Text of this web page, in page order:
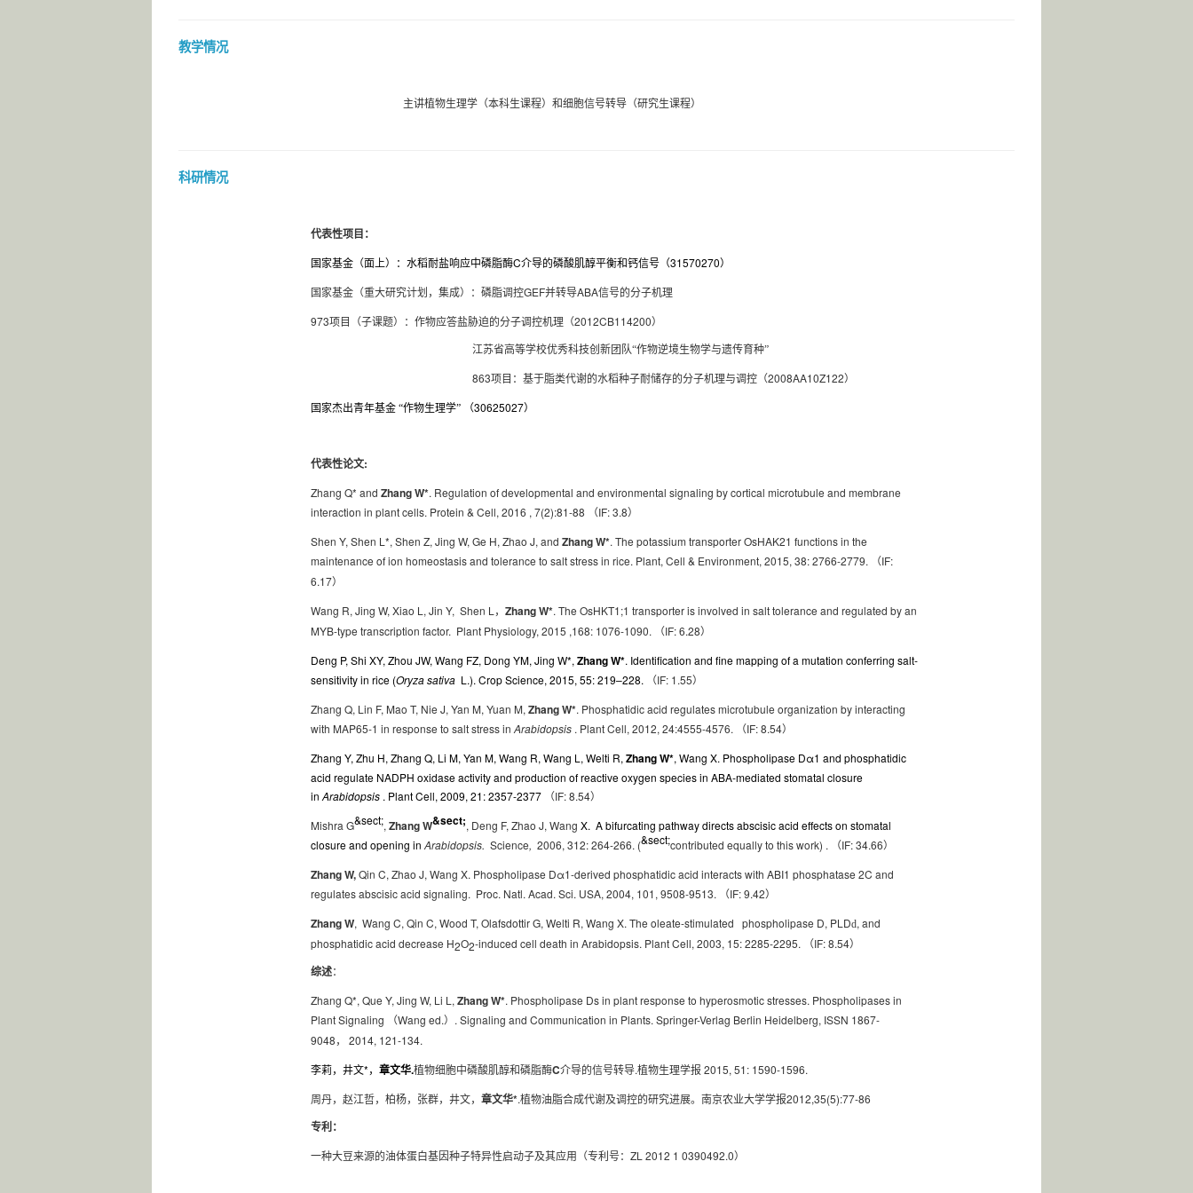
教学情况
主讲植物生理学（本科生课程）和细胞信号转导（研究生课程）
科研情况
代表性项目：
国家基金（面上）：水稻耐盐响应中磷脂酶C介导的磷酸肌醇平衡和钙信号（31570270）
国家基金（重大研究计划，集成）：磷脂调控GEF并转导ABA信号的分子机理
973项目（子课题）： 作物应答盐胁迫的分子调控机理（2012CB114200）
江苏省高等学校优秀科技创新团队“作物逆境生物学与遗传育种”
863项目：基于脂类代谢的水稻种子耐储存的分子机理与调控（2008AA10Z122）
国家杰出青年基金 “作物生理学” （30625027）
代表性论文:
Zhang Q* and Zhang W*. Regulation of developmental and environmental signaling by cortical microtubule and membrane
interaction in plant cells. Protein & Cell, 2016 , 7(2):81-88
（IF: 3.8）
Shen Y, Shen L*, Shen Z, Jing W, Ge H, Zhao J, and Zhang W*. The potassium transporter OsHAK21 functions in the
maintenance of ion homeostasis and tolerance to salt stress in rice. Plant, Cell & Environment, 2015, 38: 2766-2779.
（IF:
6.17）
Wang R, Jing W, Xiao L, Jin Y, Shen L ， Zhang W*. The OsHKT1;1 transporter is involved in salt tolerance and regulated by an
MYB-type transcription factor. Plant Physiology, 2015 ,168: 1076-1090.
（IF: 6.28）
Deng P, Shi XY, Zhou JW, Wang FZ, Dong YM, Jing W*, Zhang W*. Identification and fine mapping of a mutation conferring salt-
sensitivity in rice (Oryza sativa L.). Crop Science, 2015, 55: 219–228. （IF: 1.55）
Zhang Q, Lin F, Mao T, Nie J, Yan M, Yuan M, Zhang W*. Phosphatidic acid regulates microtubule organization by interacting
with MAP65-1 in response to salt stress in Arabidopsis . Plant Cell, 2012, 24:4555-4576. （IF: 8.54）
Zhang Y, Zhu H, Zhang Q, Li M, Yan M, Wang R, Wang L, Welti R, Zhang W*, Wang X. Phospholipase Dα1 and phosphatidic
acid regulate NADPH oxidase activity and production of reactive oxygen species in ABA-mediated stomatal closure
in Arabidopsis . Plant Cell, 2009, 21: 2357-2377 （IF: 8.54）
Mishra G&sect;, Zhang W&sect;, Deng F, Zhao J, Wang X. A bifurcating pathway directs abscisic acid effects on stomatal
closure and opening in Arabidopsis. Science, 2006, 312: 264-266. (&sect;contributed equally to this work) . （IF: 34.66）
Zhang W,Qin C, Zhao J, Wang X. Phospholipase Dα1-derived phosphatidic acid interacts with ABI1 phosphatase 2C and
regulates abscisic acid signaling. Proc. Natl. Acad. Sci. USA, 2004, 101, 9508-9513. （IF: 9.42）
Zhang W, Wang C, Qin C, Wood T, Olafsdottir G, Welti R, Wang X. The oleate-stimulated phospholipase D, PLDd, and
phosphatidic acid decrease H2O2-induced cell death in Arabidopsis. Plant Cell, 2003, 15: 2285-2295. （IF: 8.54）
综述：
Zhang Q*, Que Y, Jing W, Li L, Zhang W*. Phospholipase Ds in plant response to hyperosmotic stresses. Phospholipases in
Plant Signaling
（Wang ed.） . Signaling and Communication in Plants. Springer-Verlag Berlin Heidelberg, ISSN 1867-
9048 ， 2014, 121-134.
李莉，井文* ， 章文华.植物细胞中磷酸肌醇和磷脂酶C介导的信号转导.植物生理学报 2015, 51: 1590-1596.
周丹，赵江哲，柏杨，张群，井文， 章文华*.植物油脂合成代谢及调控的研究进展。 南京农业大学学报2012,35(5):77-86
专利：
一种大豆来源的油体蛋白基因种子特异性启动子及其应用（专利号： ZL 2012 1 0390492.0）